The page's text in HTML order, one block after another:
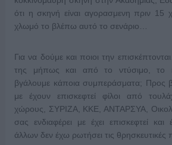
ότι η σκηνή είναι αγορασμενη πριν 15
χλωμό το βλέπω αυτό το σενάριο…
Για να δούμε και ποιοι την
της μήπως και από το ντύσιμο, το
βγάλουμε κάποια συμπεράσματα; Προς
με έχουν επισκεφτεί φίλοι από
χώρους, ΣΥΡΙΖΑ, ΚΚΕ, ΑΝΤΑΡΣΥΑ,
σας ενδιαφέρει με έχει επισκεφτεί
άλλων δεν έχω ρωτήσει τις θρησκευτικές